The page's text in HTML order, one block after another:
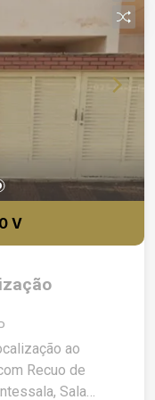
V
ao
Recuo de
Sala